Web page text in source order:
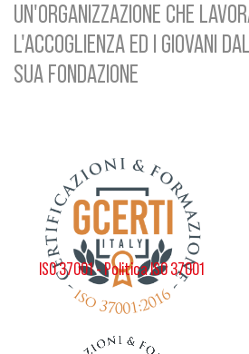
UN'ORGANIZZAZIONE CHE
L'ACCOGLIENZA ED I GIOVANI
SUA FONDAZIONE
ISO 37001 - Politica ISO 37001